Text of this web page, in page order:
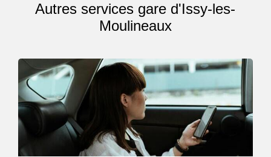
Autres services gare d'Issy-les-
Moulineaux